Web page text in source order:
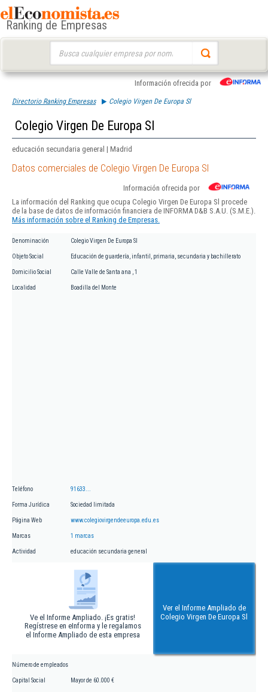
Ranking de Empresas
Información ofrecida por
Directorio Ranking Empresas Colegio Virgen De Europa Sl
Colegio Virgen De Europa Sl
educación secundaria general | Madrid
Datos comerciales de Colegio Virgen De Europa Sl
Información ofrecida por
La información del Ranking que ocupa Colegio Virgen De Europa Sl procede
de la base de datos de información financiera de INFORMA D&B S.A.U. (S.M.E.).
Más información sobre el Ranking de Empresas.
Denominación Colegio Virgen De Europa Sl
Objeto Social Educación de guardería, infantil, primaria, secundaria y bachillerato
Domicilio Social Calle Valle de Santa ana , 1
Localidad Boadilla del Monte
Teléfono 91633...
Forma Jurídica Sociedad limitada
Página Web www.colegiovirgendeeuropa.edu.es
Marcas 1 marcas
Actividad educación secundaria general
Ve el Informe Ampliado. ¡Es gratis!
Regístrese en eInforma y le regalamos
el Informe Ampliado de esta empresa
Ver el Informe Ampliado de
Colegio Virgen De Europa Sl
Número de empleados
Capital Social Mayor de 60.000 €